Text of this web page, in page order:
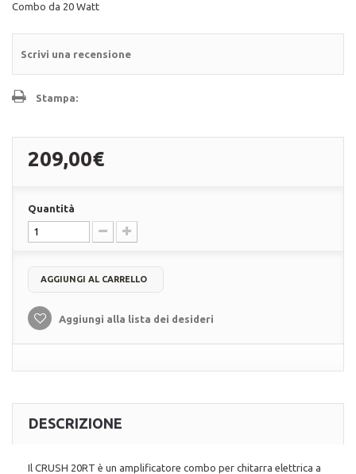
Combo da 20 Watt
Scrivi una recensione
Stampa:
209,00€
Quantità
AGGIUNGI AL CARRELLO
Aggiungi alla lista dei desideri
DESCRIZIONE
Il CRUSH 20RT è un amplificatore combo per chitarra elettrica a